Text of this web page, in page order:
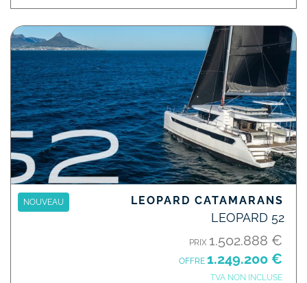
NOUVEAU LEOPARD CATAMARANS
LEOPARD 52
PRIX 1.502.888 €
OFFRE 1.249.200 €
TVA NON INCLUSE